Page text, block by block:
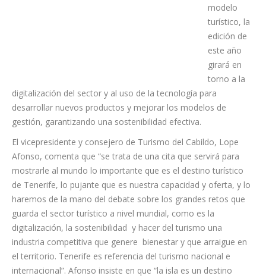
para un
nuevo
modelo
turístico, la
edición de
este año
girará en
torno a la
digitalización del sector y al uso de la tecnología para
desarrollar nuevos productos y mejorar los modelos de
gestión, garantizando una sostenibilidad efectiva.
El vicepresidente y consejero de Turismo del Cabildo, Lope
Afonso, comenta que “se trata de una cita que servirá para
mostrarle al mundo lo importante que es el destino turístico
de Tenerife, lo pujante que es nuestra capacidad y oferta, y lo
haremos de la mano del debate sobre los grandes retos que
guarda el sector turístico a nivel mundial, como es la
digitalización, la sostenibilidad y hacer del turismo una
industria competitiva que genere bienestar y que arraigue en